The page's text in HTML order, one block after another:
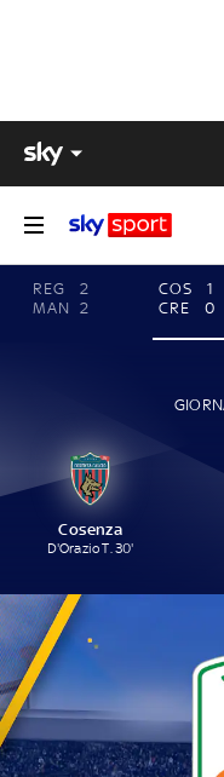
REG
2
MAN
2
COS
1
CRE
0
Cosenza
D'Orazio T. 30'